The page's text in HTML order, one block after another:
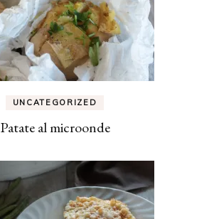
UNCATEGORIZED
Patate al microonde